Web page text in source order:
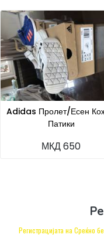
Adidas Пролет/есен
Патики
МКД 650
Регистрацијата на Среќно